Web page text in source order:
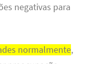
negativas para
normalmente,